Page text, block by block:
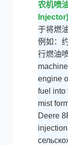
农机喷
Injector)
于将燃
例如：
行燃油
engine
fuel into
mist
Deere